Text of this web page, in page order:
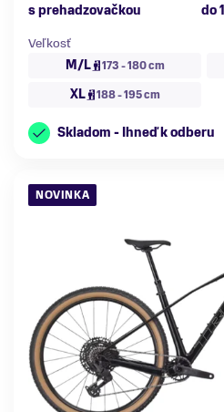
s prehadzovačkou
do
Veľkosť
M/L
173 - 180 cm
XL 188 - 195 cm
Skladom - Ihneď k odberu
NOVINKA